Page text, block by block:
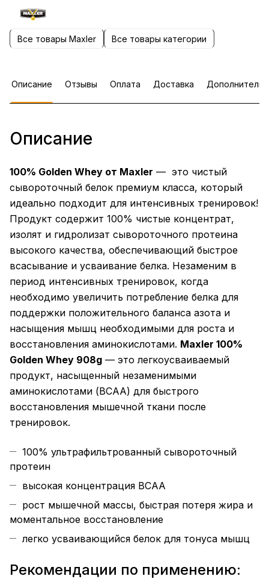
Все товары Maxler Все товары категории
Описание Отзывы Оплата Доставка
Описание
100% Golden Whey от Maxler — это чистый
сывороточный белок премиум класса, который
идеально подходит для интенсивных тренировок!
Продукт содержит 100% чистые концентрат,
изолят и гидролизат сывороточного протеина
высокого качества, обеспечивающий быстрое
всасывание и усваивание белка. Незаменим в
период интенсивных тренировок, когда
необходимо увеличить потребление белка для
поддержки положительного баланса азота и
насыщения мышц необходимыми для роста и
восстановления аминокислотами. Maxler 100%
Golden Whey 908g — это легкоусваиваемый
продукт, насыщенный незаменимыми
аминокислотами (BCAA) для быстрого
восстановления мышечной ткани после
тренировок.
100% ультрафильтрованный сывороточный
протеин
высокая концентрация BCAA
рост мышечной массы, быстрая потеря жира и
моментальное восстановление
легко усваивающийся белок для тонуса мышц
Рекомендации по применению: